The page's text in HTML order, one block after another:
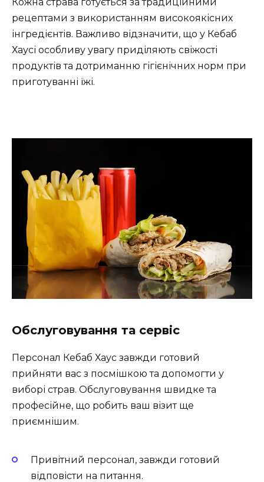
Кожна страва готується за традиційними
рецептами з використанням високоякісних
інгредієнтів. Важливо відзначити, що у Кебаб
Хаусі особливу увагу приділяють свіжості
продуктів та дотриманню гігієнічних норм при
приготуванні їжі.
Обслуговування та сервіс
Персонал Кебаб Хаус завжди готовий
прийняти вас з посмішкою та допомогти у
виборі страв. Обслуговування швидке та
професійне, що робить ваш візит ще
приємнішим.
Привітний персонал, завжди готовий
відповісти на питання.